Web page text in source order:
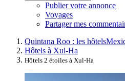
Publier votre annonce
Voyages
Partager mes
Quintana Roo : les hôtels
Hôtels à Xul-Ha
Hôtels 2 étoiles à Xul-Ha